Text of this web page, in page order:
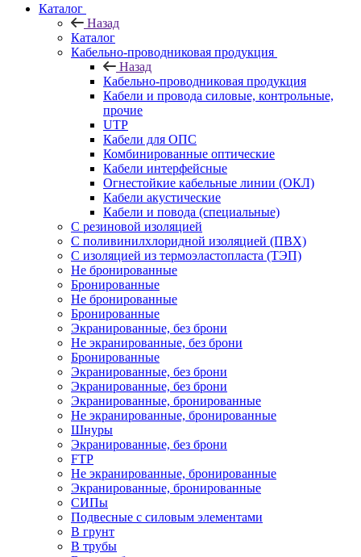
Каталог
Назад
Каталог
Кабельно-проводниковая продукция
Назад
Кабельно-проводниковая продукция
Кабели и провода силовые, контрольные,
прочие
UTP
Кабели для ОПС
Комбинированные оптические
Кабели интерфейсные
Огнестойкие кабельные линии (ОКЛ)
Кабели акустические
Кабели и повода (специальные)
С резиновой изоляцией
С поливинилхлоридной изоляцией (ПВХ)
С изоляцией из термоэластопласта (ТЭП)
Не бронированные
Бронированные
Не бронированные
Бронированные
Экранированные, без брони
Не экранированные, без брони
Бронированные
Экранированные, без брони
Экранированные, без брони
Экранированные, бронированные
Не экранированные, бронированные
Шнуры
Экранированные, без брони
FTP
Не экранированные, бронированные
Экранированные, бронированные
СИПы
Подвесные с силовым элементами
В грунт
В трубы